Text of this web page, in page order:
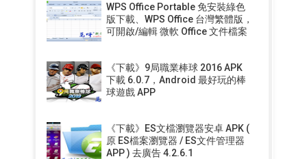
WPS Office Portable 免安裝綠色
版下載、WPS Office 台灣繁體版，
可開啟/編輯 微軟 Office 文件檔案
《下載》9局職業棒球 2016 APK
下載 6.0.7，Android 最好玩的棒
球遊戲 APP
《下載》ES文檔瀏覽器安卓 APK (
原 ES檔案瀏覽器 / ES文件管理器
APP ) 去廣告 4.2.6.1